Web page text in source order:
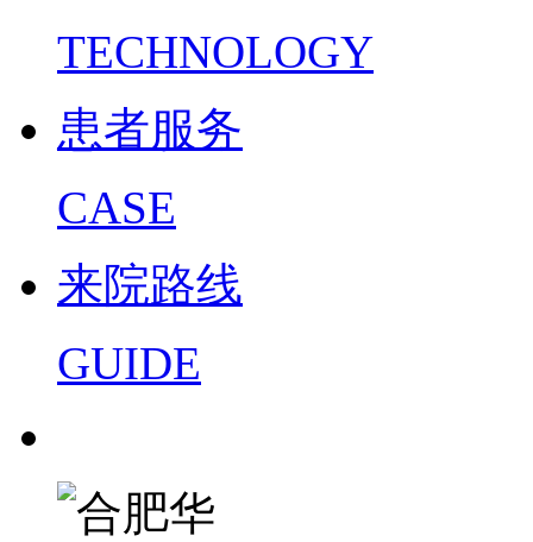
TECHNOLOGY
患者服务
CASE
来院路线
GUIDE